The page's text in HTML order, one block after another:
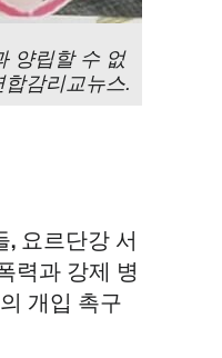
양립할 수 없
감리교뉴스.
요르단강 서
력과 강제 병
개입 촉구